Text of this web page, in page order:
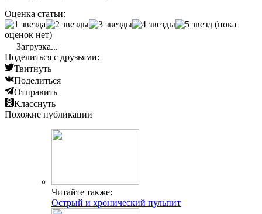
Оценка статьи:
(пока
оценок нет)
Загрузка...
Поделиться с друзьями:
Твитнуть
Поделиться
Отправить
Класснуть
Похожие публикации
Читайте также:
Острый и хронический пульпит